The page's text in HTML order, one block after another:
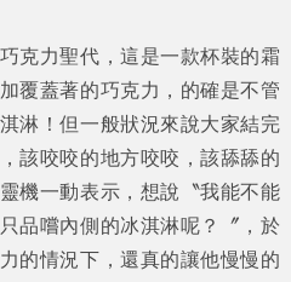
克力聖代，這是一款杯裝的霜
覆蓋著的巧克力，的確是不管
淋！但一般狀況來說大家結完
該咬咬的地方咬咬，該舔舔的
機一動表示，想說〝我能不能
品嚐內側的冰淇淋呢？〞，於
的情況下，還真的讓他慢慢的